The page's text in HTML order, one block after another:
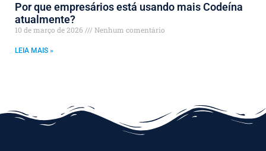
Por que empresários está usando mais Codeína
atualmente?
10 de março de 2026 Nenhum comentário
LEIA MAIS »